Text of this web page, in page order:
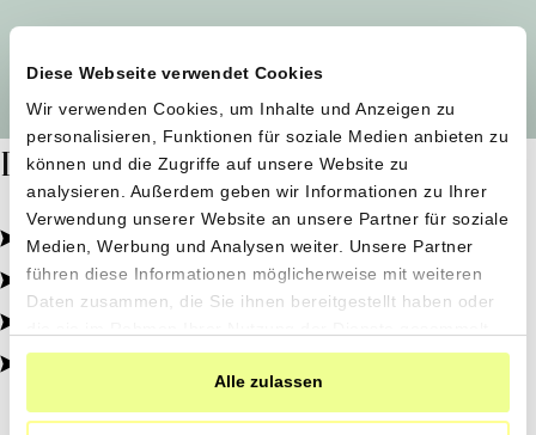
Diese Webseite verwendet Cookies
Wir verwenden Cookies, um Inhalte und Anzeigen zu
personalisieren, Funktionen für soziale Medien anbieten zu
können und die Zugriffe auf unsere Website zu
analysieren. Außerdem geben wir Informationen zu Ihrer
Verwendung unserer Website an unsere Partner für soziale
Medien, Werbung und Analysen weiter. Unsere Partner
führen diese Informationen möglicherweise mit weiteren
Daten zusammen, die Sie ihnen bereitgestellt haben oder
haben.
Alle zulassen
Dafür stehen wir
Pestizidfrei angebaut, schonend verarbeitet.
Natürliche Zutaten, echter Geschmack.
Von kleinen Höfen, direkt zu dir.
100% transparent, 0% Zusatzstoffe.